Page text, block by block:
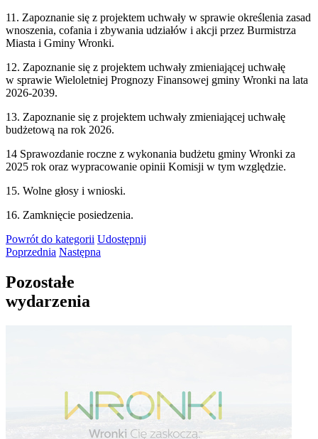
11. Zapoznanie się z projektem uchwały w sprawie określenia zasad
wnoszenia, cofania i zbywania udziałów i akcji przez Burmistrza
Miasta i Gminy Wronki.
12. Zapoznanie się z projektem uchwały zmieniającej uchwałę
w sprawie Wieloletniej Prognozy Finansowej gminy Wronki na lata
2026-2039.
13. Zapoznanie się z projektem uchwały zmieniającej uchwałę
budżetową na rok 2026.
14 Sprawozdanie roczne z wykonania budżetu gminy Wronki za
2025 rok oraz wypracowanie opinii Komisji w tym względzie.
15. Wolne głosy i wnioski.
16. Zamknięcie posiedzenia.
Powrót do kategorii Udostępnij
Poprzednia Następna
Pozostałe
wydarzenia